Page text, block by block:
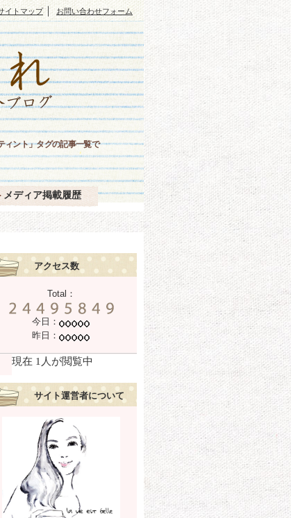
アクセス数
Total：
今日：
昨日：
サイト運営者について
ィント」タグの記事一覧で
イトマップ｜ お問い合わせフォーム
メディア掲載履歴